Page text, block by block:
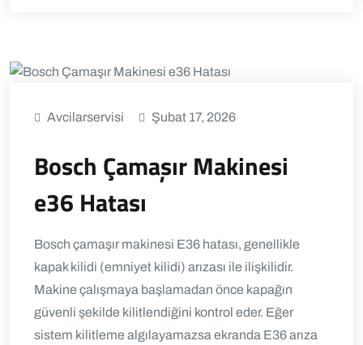
Avcilarservisi Şubat 17, 2026
Bosch Çamaşır Makinesi
e36 Hatası
Bosch çamaşır makinesi E36 hatası, genellikle
kapak kilidi (emniyet kilidi) arızası ile ilişkilidir.
Makine çalışmaya başlamadan önce kapağın
güvenli şekilde kilitlendiğini kontrol eder. Eğer
sistem kilitleme algılayamazsa ekranda E36 arıza